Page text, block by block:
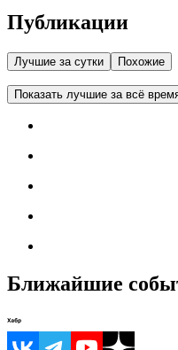
Публикации
Лучшие за сутки Похожие
Показать лучшие за всё
Ближайшие